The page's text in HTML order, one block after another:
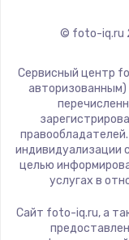
© foto-iq.ru
Сервисный центр
авторизованным)
индивидуализации
целью
услугах в
Сайт foto-iq.ru, а